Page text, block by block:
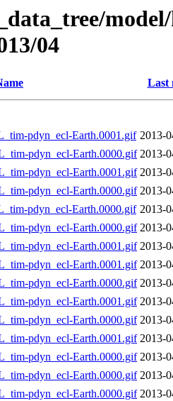
04
Last
pdyn_ecl-Earth.0001.gif 2013-
pdyn_ecl-Earth.0000.gif 2013-
pdyn_ecl-Earth.0001.gif 2013-
pdyn_ecl-Earth.0000.gif 2013-
pdyn_ecl-Earth.0000.gif 2013-
pdyn_ecl-Earth.0000.gif 2013-
pdyn_ecl-Earth.0001.gif 2013-
pdyn_ecl-Earth.0001.gif 2013-
pdyn_ecl-Earth.0000.gif 2013-
pdyn_ecl-Earth.0001.gif 2013-
pdyn_ecl-Earth.0000.gif 2013-
pdyn_ecl-Earth.0001.gif 2013-
pdyn_ecl-Earth.0000.gif 2013-
pdyn_ecl-Earth.0000.gif 2013-
pdyn_ecl-Earth.0000.gif 2013-